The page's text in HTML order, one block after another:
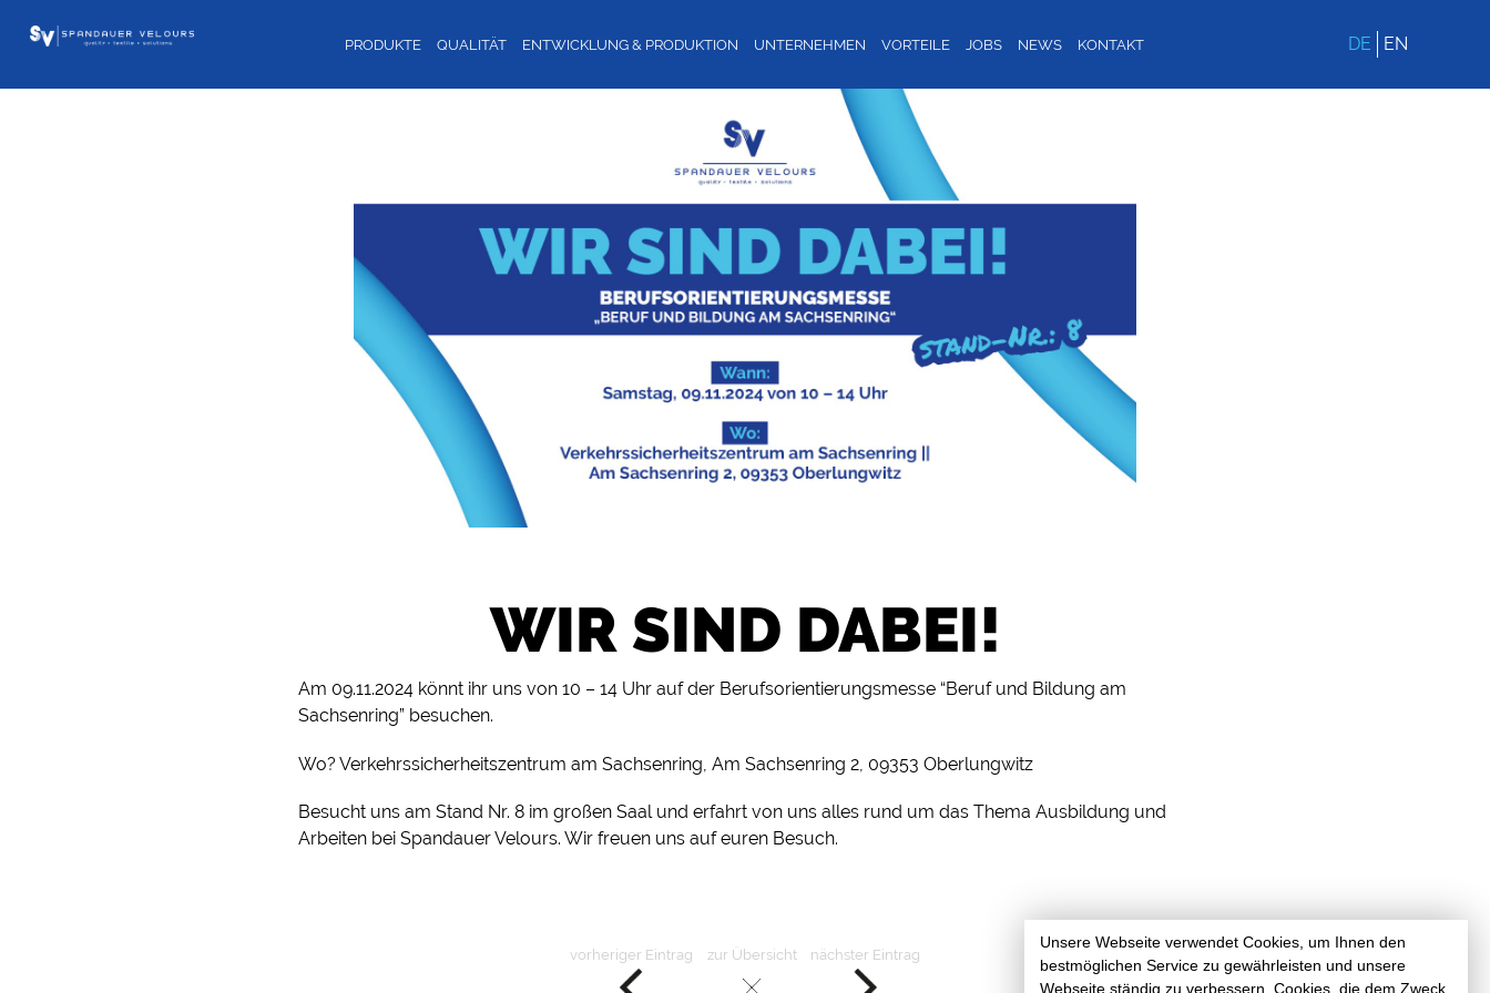
PRODUKTE QUALITÄT ENTWICKLUNG & PRODUKTION UNTERNEHMEN VORTEILE JOBS NEWS KONTAKT DE EN
WIR SIND DABEI!
Am 09.11.2024 könnt ihr uns von 10 – 14 Uhr auf der Berufsorientierungsmesse “Beruf und Bildung am
Sachsenring” besuchen.
Wo? Verkehrssicherheitszentrum am Sachsenring, Am Sachsenring 2, 09353 Oberlungwitz
Besucht uns am Stand Nr. 8 im großen Saal und erfahrt von uns alles rund um das Thema Ausbildung und
Arbeiten bei Spandauer Velours. Wir freuen uns auf euren Besuch.
vorheriger Eintrag zur Übersicht nächster Eintrag
Unsere Webseite verwendet Cookies, um Ihnen den
bestmöglichen Service zu gewährleisten und unsere
Webseite ständig zu verbessern. Cookies, die dem Zweck